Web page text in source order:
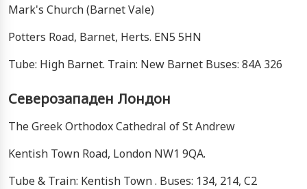
Mark's Church (Barnet Vale)
Potters Road, Barnet, Herts. EN5 5HN
Tube: High Barnet. Train: New Barnet Buses: 84A 326
Северозападен Лондон
The Greek Orthodox Cathedral of St Andrew
Kentish Town Road, London NW1 9QA.
Tube & Train: Kentish Town . Buses: 134, 214, C2